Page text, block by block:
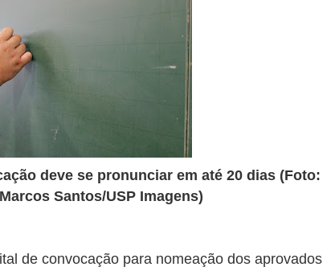
deve se pronunciar em até 20 dias (Foto:
Santos/USP Imagens)
de convocação para nomeação dos aprovados